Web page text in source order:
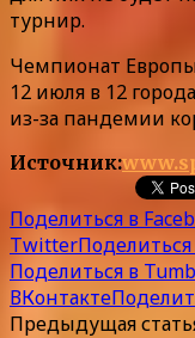
турнир.
Чемпионат
12 июля в 12
из-за пандемии
Источник:
Поделиться в
Twitter
Поделиться в
ВКонтакте
Предыдущая